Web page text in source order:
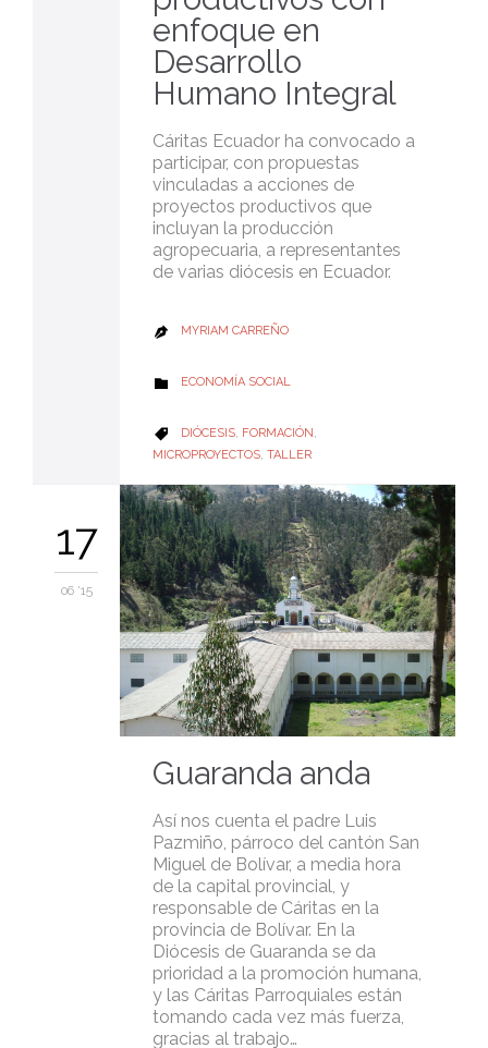
enfoque en
Desarrollo
Humano Integral
Cáritas Ecuador ha convocado a
participar, con propuestas
vinculadas a acciones de
proyectos productivos que
incluyan la producción
agropecuaria, a representantes
de varias diócesis en Ecuador.
 MYRIAM CARREÑO
 CATEGORY
ECONOMÍA SOCIAL
 CATEGORY
DIÓCESIS, FORMACIÓN ,
MICROPROYECTOS TALLER
17
06 '15
Guaranda anda
Así nos cuenta el padre Luis
Pazmiño, párroco del cantón San
Miguel de Bolívar, a media hora
de la capital provincial, y
responsable de Cáritas en la
provincia de Bolívar. En la
Diócesis de Guaranda se da
prioridad a la promoción humana,
y las Cáritas Parroquiales están
tomando cada vez más fuerza,
gracias al trabajo…